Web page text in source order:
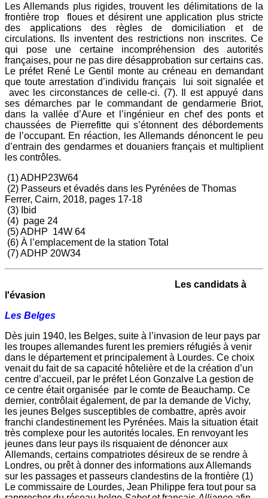
Les Allemands plus rigides, trouvent les délimitations de la
frontière trop floues et désirent une application plus stricte
des applications des règles de domiciliation et de
circulations. Ils inventent des restrictions non inscrites. Ce
qui pose une certaine incompréhension des autorités
françaises, pour ne pas dire désapprobation sur certains cas.
Le préfet René Le Gentil monte au créneau en demandant
que toute arrestation d’individu français lui soit signalée et
avec les circonstances de celle-ci. (7). Il est appuyé dans
ses démarches par le commandant de gendarmerie Briot,
dans la vallée d’Aure et l’ingénieur en chef des ponts et
chaussées de Pierrefitte qui s’étonnent des débordements
de l’occupant. En réaction, les Allemands dénoncent le peu
d’entrain des gendarmes et douaniers français et multiplient
les contrôles.
(1) ADHP23W64
(2) Passeurs et évadés dans les Pyrénées de Thomas
Ferrer, Cairn, 2018, pages 17-18
(3) Ibid
(4) page 24
(5) ADHP 14W 64
(6) À l’emplacement de la station Total
(7) ADHP 20W34
Les candidats à
l'évasion
Les Belges
Dès juin 1940, les Belges, suite à l’invasion de leur pays par
les troupes allemandes furent les premiers réfugiés à venir
dans le département et principalement à Lourdes. Ce choix
venait du fait de sa capacité hôtelière et de la création d’un
centre d’accueil, par le préfet Léon Gonzalve La gestion de
ce centre était organisée par le comte de Beauchamp. Ce
dernier, contrôlait également, de par la demande de Vichy,
les jeunes Belges susceptibles de combattre, après avoir
franchi clandestinement les Pyrénées. Mais la situation était
très complexe pour les autorités locales. En renvoyant les
jeunes dans leur pays ils risquaient de dénoncer aux
Allemands, certains compatriotes désireux de se rendre à
Londres, ou prêt à donner des informations aux Allemands
sur les passages et passeurs clandestins de la frontière (1)
Le commissaire de Lourdes, Jean Philippe fera tout pour sa